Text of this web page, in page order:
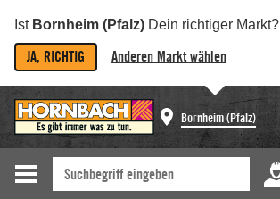
Ist Bornheim (Pfalz) Dein richtiger Markt?
JA, RICHTIG Anderen Markt wählen
Bornheim (Pfalz)